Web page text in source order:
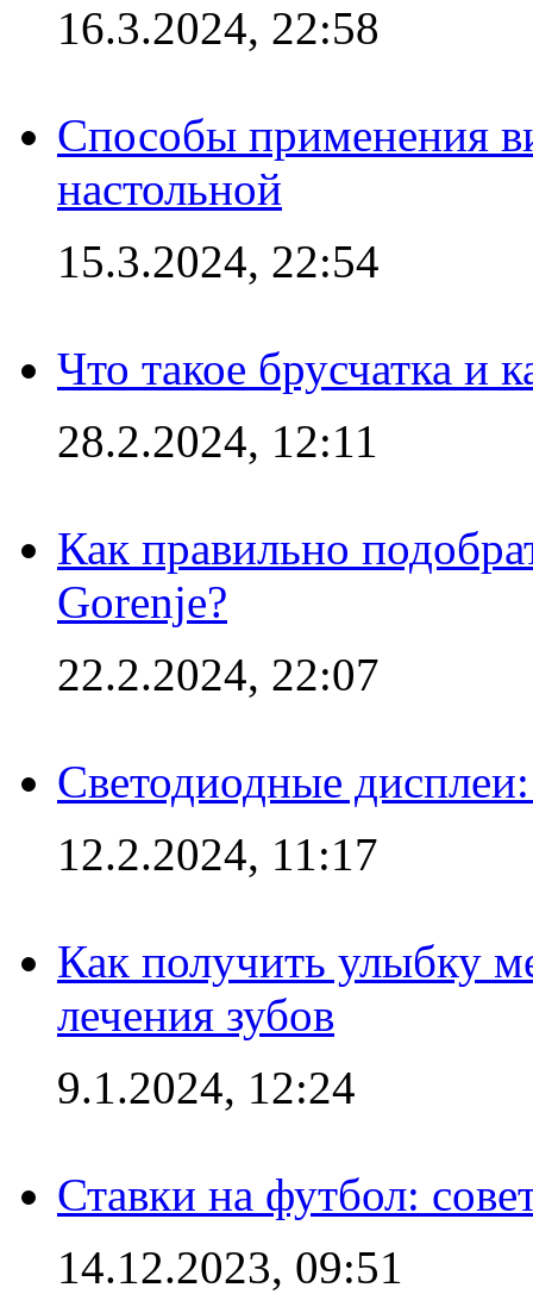
16.3.2024, 22:58
Способы применения
настольной
15.3.2024, 22:54
Что такое брусчатка и
28.2.2024, 12:11
Как правильно
Gorenje?
22.2.2024, 22:07
Светодиодные
12.2.2024, 11:17
Как получить улыбку
лечения зубов
9.1.2024, 12:24
Ставки на футбол:
14.12.2023, 09:51